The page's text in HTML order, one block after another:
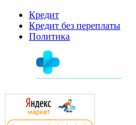
Кредит
Кредит без переплаты
Политика